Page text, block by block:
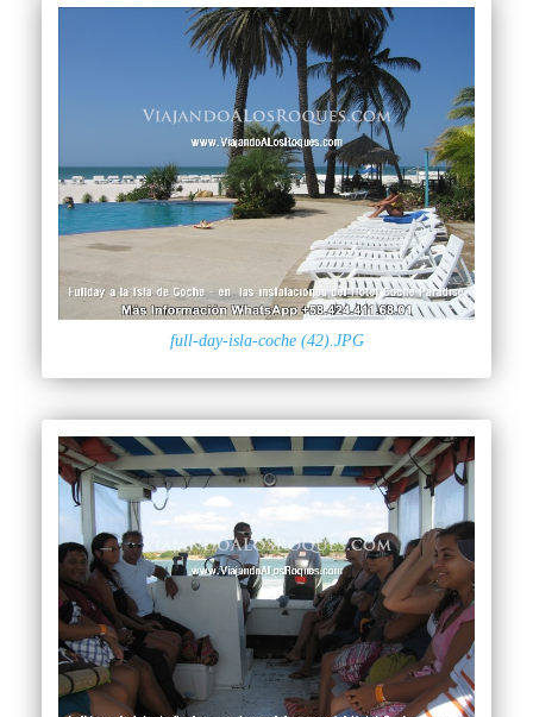
full-day-isla-coche (42).JPG